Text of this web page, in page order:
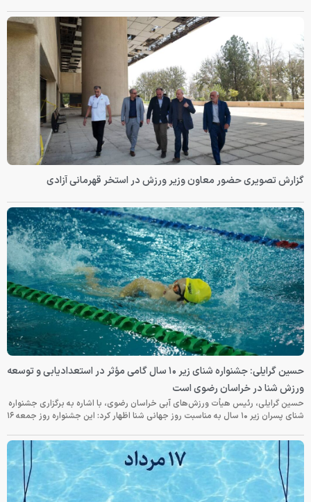
گزارش تصویری حضور معاون وزیر ورزش در استخر قهرمانی آزادی
حسین گرایلی: جشنواره شنای زیر ۱۰ سال گامی مؤثر در استعدادیابی و توسعه
ورزش شنا در خراسان رضوی است
حسین گرایلی، رئیس هیأت ورزش‌های آبی خراسان رضوی، با اشاره به برگزاری جشنواره
شنای پسران زیر ۱۰ سال به مناسبت روز جهانی شنا اظهار کرد: این جشنواره روز جمعه‌ ۱۶